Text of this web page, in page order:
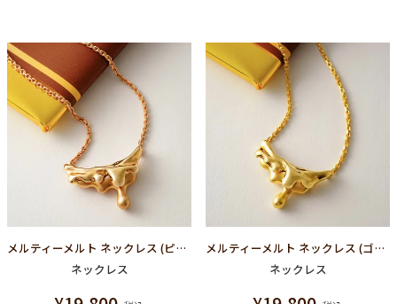
メルティーメルト ネックレス (ピンク×マットピンク)
ネックレス
メルティーメルト ネックレス (ゴールド×マットゴールド)
ネックレス